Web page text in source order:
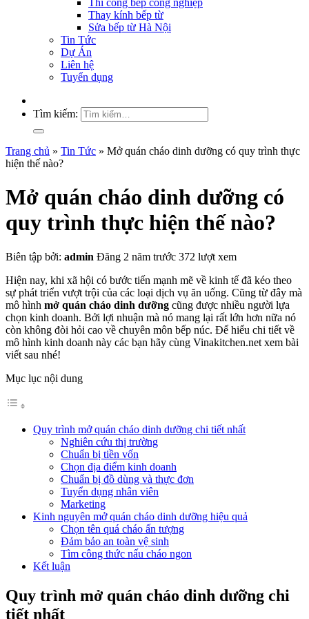
Thi công bếp công nghiệp
Thay kính bếp từ
Sửa bếp từ Hà Nội
Tin Tức
Dự Án
Liên hệ
Tuyển dụng
Tìm kiếm:
Trang chủ » Tin Tức » Mở quán cháo dinh dưỡng có quy trình thực
hiện thế nào?
Mở quán cháo dinh dưỡng có
quy trình thực hiện thế nào?
Biên tập bởi: admin Đăng 2 năm trước 372 lượt xem
Hiện nay, khi xã hội có bước tiến mạnh mẽ về kinh tế đã kéo theo
sự phát triển vượt trội của các loại dịch vụ ăn uống. Cũng từ đây mà
mô hình mở quán cháo dinh dưỡng cũng được nhiều người lựa
chọn kinh doanh. Bởi lợi nhuận mà nó mang lại rất lớn hơn nữa nó
còn không đòi hỏi cao về chuyên môn bếp núc. Để hiểu chi tiết về
mô hình kinh doanh này các bạn hãy cùng Vinakitchen.net xem bài
viết sau nhé!
Mục lục nội dung
Quy trình mở quán cháo dinh dưỡng chi tiết nhất
Nghiên cứu thị trường
Chuẩn bị tiền vốn
Chọn địa điểm kinh doanh
Chuẩn bị đồ dùng và thực đơn
Tuyển dụng nhân viên
Marketing
Kinh nguyên mở quán cháo dinh dưỡng hiệu quả
Chọn tên quá cháo ấn tượng
Đảm bảo an toàn vệ sinh
Tìm công thức nấu cháo ngon
Kết luận
Quy trình mở quán cháo dinh dưỡng chi
tiết nhất